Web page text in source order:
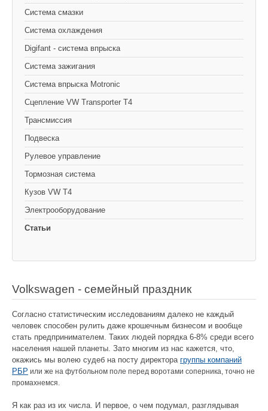
Система смазки
Система охлаждения
Digifant - система впрыска
Cистема зажигания
Система впрыска Motronic
Сцепление VW Transporter T4
Трансмиссия
Подвеска
Рулевое управление
Тормозная система
Кузов VW T4
Электрооборудование
Статьи
Volkswagen - семейный праздник
Согласно статистическим исследованиям далеко не каждый
человек способен рулить даже крошечным бизнесом и вообще
стать предпринимателем. Таких людей порядка 6-8% среди всего
населения нашей планеты. Зато многим из нас кажется, что,
окажись мы волею судеб на посту директора группы компаний
РБР или же на футбольном поле перед воротами соперника, точно не
промахнемся.
Я как раз из их числа. И первое, о чем подумал, разглядывая